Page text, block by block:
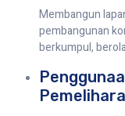
Membangun
pembangunan
berkumpul,